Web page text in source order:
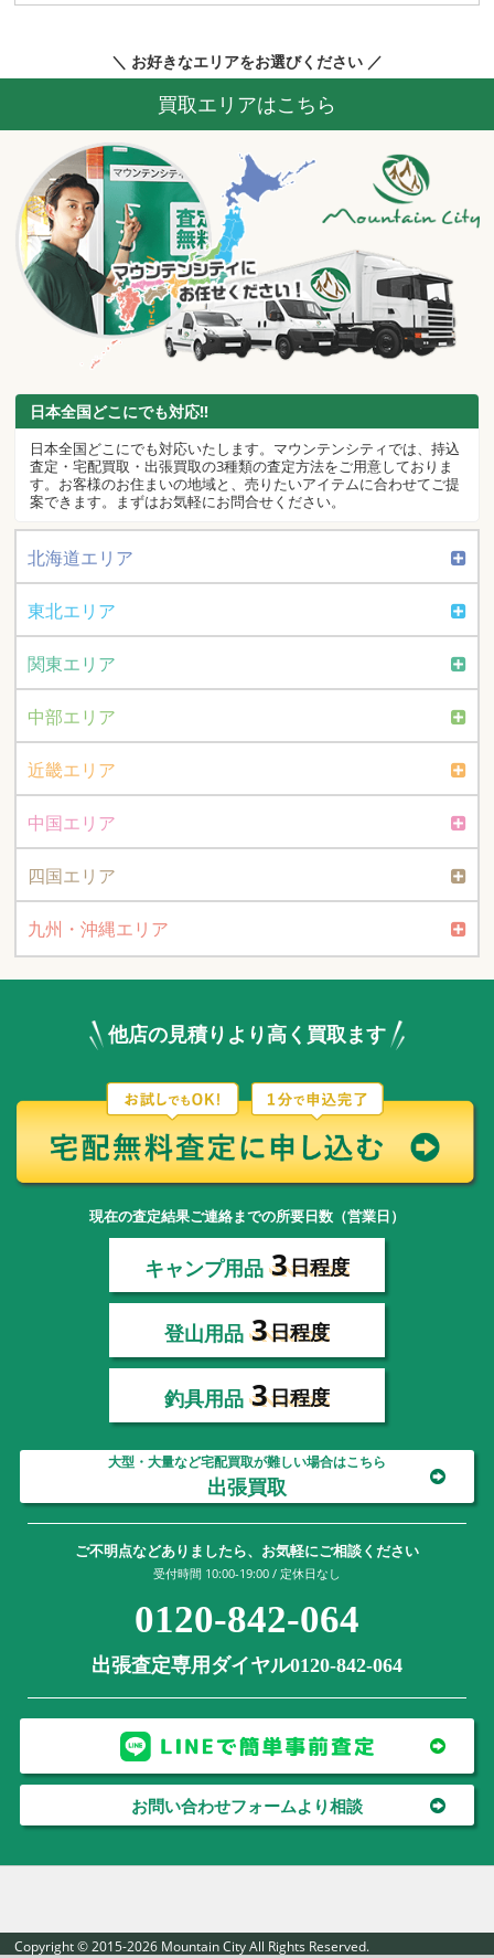
＼ お好きなエリアをお選びください ／
買取エリアはこちら
日本全国どこにでも対応!!
日本全国どこにでも対応いたします。マウンテンシティでは、持込
査定・宅配買取・出張買取の3種類の査定方法をご用意しておりま
す。お客様のお住まいの地域と、売りたいアイテムに合わせてご提
案できます。まずはお気軽にお問合せください。
北海道エリア
東北エリア
関東エリア
中部エリア
近畿エリア
中国エリア
四国エリア
九州・沖縄エリア
他店の見積りより高く買取ます
現在の査定結果ご連絡までの所要日数（営業日）
キャンプ用品 3日程度
登山用品 3日程度
釣具用品 3日程度
大型・大量など宅配買取が難しい場合はこちら
出張買取
ご不明点などありましたら、お気軽にご相談ください
受付時間 10:00-19:00 / 定休日なし
0120-842-064
出張査定専用ダイヤル0120-842-064
お問い合わせフォームより相談
Copyright © 2015-2026 Mountain City All Rights Reserved.